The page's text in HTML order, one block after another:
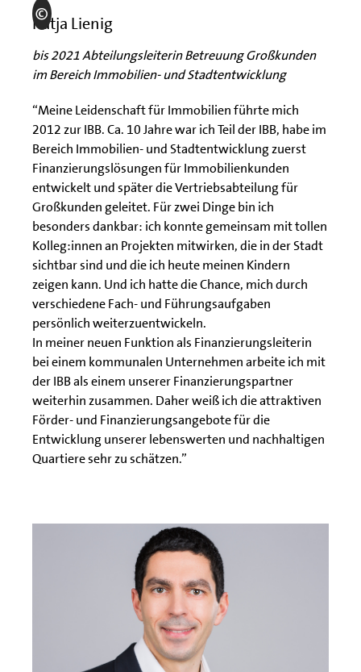
Katja Lienig
bis 2021 Abteilungsleiterin Betreuung Großkunden
im Bereich Immobilien- und Stadtentwicklung
“Meine Leidenschaft für Immobilien führte mich
2012 zur IBB. Ca. 10 Jahre war ich Teil der IBB, habe im
Bereich Immobilien- und Stadtentwicklung zuerst
Finanzierungslösungen für Immobilienkunden
entwickelt und später die Vertriebsabteilung für
Großkunden geleitet. Für zwei Dinge bin ich
besonders dankbar: ich konnte gemeinsam mit tollen
Kolleg:innen an Projekten mitwirken, die in der Stadt
sichtbar sind und die ich heute meinen Kindern
zeigen kann. Und ich hatte die Chance, mich durch
verschiedene Fach- und Führungsaufgaben
persönlich weiterzuentwickeln.
In meiner neuen Funktion als Finanzierungsleiterin
bei einem kommunalen Unternehmen arbeite ich mit
der IBB als einem unserer Finanzierungspartner
weiterhin zusammen. Daher weiß ich die attraktiven
Förder- und Finanzierungsangebote für die
Entwicklung unserer lebenswerten und nachhaltigen
Quartiere sehr zu schätzen.”